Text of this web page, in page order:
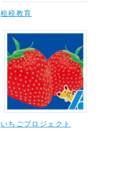
租税教育
いちごプロジェクト